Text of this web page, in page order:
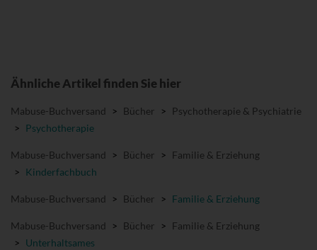
Ähnliche Artikel finden Sie hier
Mabuse-Buchversand > Bücher >
Psychotherapie & Psychiatrie
> Psychotherapie
Mabuse-Buchversand > Bücher > Familie & Erziehung
> Kinderfachbuch
Mabuse-Buchversand > Bücher > Familie & Erziehung
Mabuse-Buchversand > Bücher > Familie & Erziehung
> Unterhaltsames